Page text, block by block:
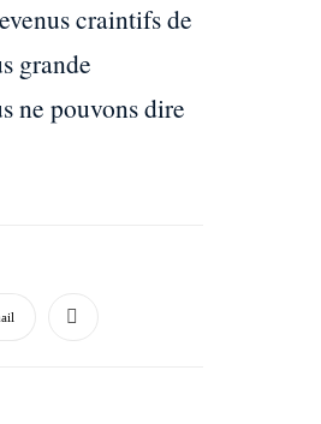
craintifs de
grande
ne pouvons dire